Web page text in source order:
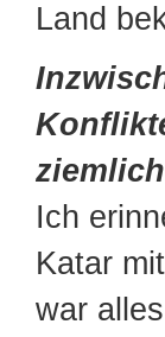
Land
Ich
Katar
war